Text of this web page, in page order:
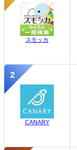
スモッカ
CANARY